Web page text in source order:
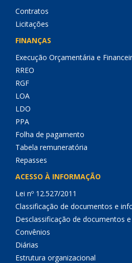
Contratos
Licitações
FINANÇAS
Execução Orçamentária e
RREO
RGF
LOA
LDO
PPA
Folha de pagamento
Tabela remuneratória
Repasses
ACESSO À INFORMAÇÃO
Lei nº 12.527/2011
Classificação de documentos e
Desclassificação de documentos
Convênios
Diárias
Estrutura organizacional